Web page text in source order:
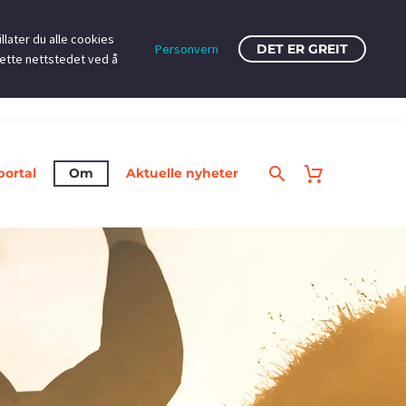
Om Aktuelle nyheter
du alle cookies
nettstedet ved å
Personvern DET ER GREIT